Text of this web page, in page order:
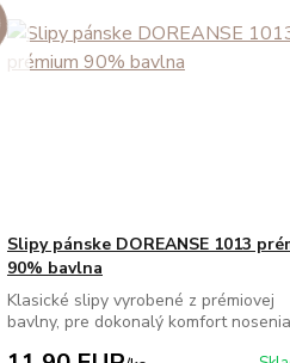
Slipy pánske DOREANSE 1013
90% bavlna
Klasické slipy vyrobené z prémiovej
bavlny, pre dokonalý komfort